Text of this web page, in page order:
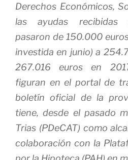
Derechos Económicos,
las ayudas recibidas
pasaron de 150.000
investida en junio) a
267.016 euros en
figuran en el portal de
boletín oficial de la
tiene, desde el pasado
Trias (PDeCAT) como
colaboración con la